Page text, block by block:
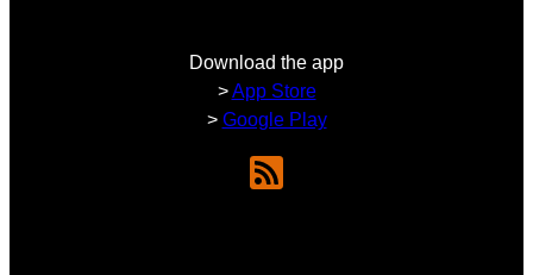
Download the app
>App Store
> Google Play